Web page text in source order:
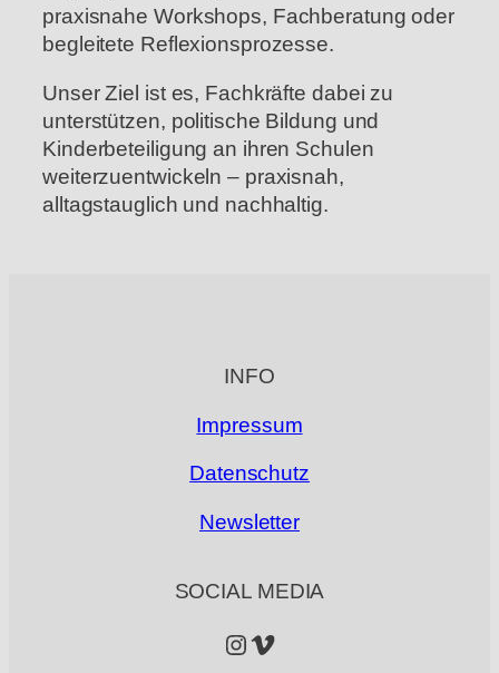
praxisnahe Workshops, Fachberatung oder
begleitete Reflexionsprozesse.
Unser Ziel ist es, Fachkräfte dabei zu
unterstützen, politische Bildung und
Kinderbeteiligung an ihren Schulen
weiterzuentwickeln – praxisnah,
alltagstauglich und nachhaltig.
INFO
Impressum
Datenschutz
Newsletter
SOCIAL MEDIA
Instagram Vimeo